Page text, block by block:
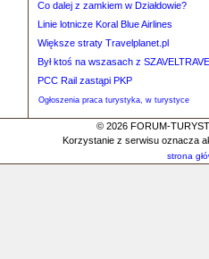
Co dalej z zamkiem w Działdowie?
Linie lotnicze Koral Blue Airlines
Większe straty Travelplanet.pl
Był ktoś na wszasach z
PCC Rail zastąpi PKP
Ogłoszenia praca turystyka, w turystyce
© 2026 FORUM-
Korzystanie z serwisu oznacza
strona